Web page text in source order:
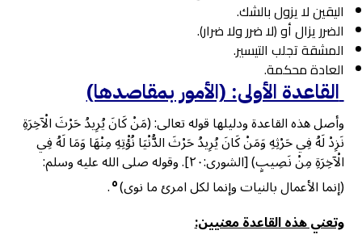
اليقين لا يزول بالشك.
الضرر يزال أو (لا ضرر ولا ضرار).
المشقة تجلب التيسير.
العادة محكمة.
القاعدة الأولى: (الأمور بمقاصدها)
وأصل هذه القاعدة ودليلها قوله تعالى: (مَنْ كَانَ يُرِيدُ حَرْثَ الْآخِرَةِ
نَزِدْ لَهُ فِي حَرْثِهِ وَمَنْ كَانَ يُرِيدُ حَرْثَ الدُّنْيَا نُؤْتِهِ مِنْهَا وَمَا لَهُ فِي
الْآخِرَةِ مِنْ نَصِيبٍ) [الشورى:٢٠]. وقوله صلى الله عليه وسلم:
(إنما الأعمال بالنيات وإنما لكل امرئ ما نوى)٥.
وتعني هذه القاعدة معنيين: